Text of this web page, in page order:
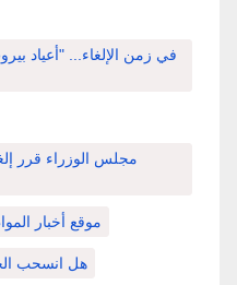
في زمن الإلغاء... "أعياد
مجلس الوزراء قرر
موقع أخبار
هل انسحب